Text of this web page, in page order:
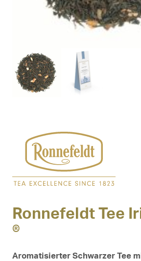
Ronnefeldt Tee
®
Aromatisierter Schwarzer Tee